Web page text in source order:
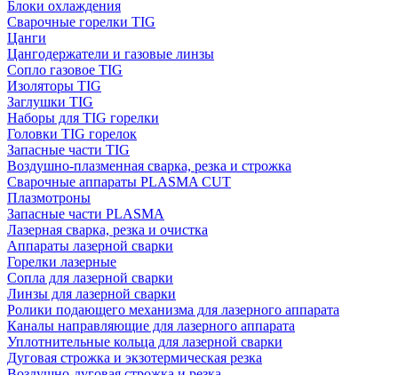
Блоки охлаждения
Сварочные горелки TIG
Цанги
Цангодержатели и газовые линзы
Сопло газовое TIG
Изоляторы TIG
Заглушки TIG
Наборы для TIG горелки
Головки TIG горелок
Запасные части TIG
Воздушно-плазменная сварка, резка и строжка
Сварочные аппараты PLASMA CUT
Плазмотроны
Запасные части PLASMA
Лазерная сварка, резка и очистка
Аппараты лазерной сварки
Горелки лазерные
Сопла для лазерной сварки
Линзы для лазерной сварки
Ролики подающего механизма для лазерного аппарата
Каналы направляющие для лазерного аппарата
Уплотнительные кольца для лазерной сварки
Дуговая строжка и экзотермическая резка